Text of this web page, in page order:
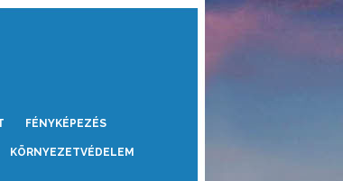
FÉNYKÉPEZÉS
KÖRNYEZETVÉDELEM